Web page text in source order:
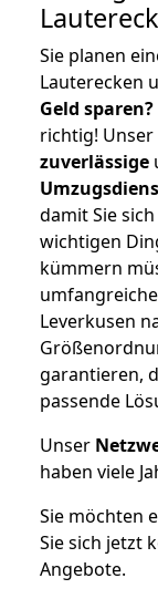
Sie planen
Lauterecken
Geld sparen?
richtig!
zuverlässige
damit Sie
wichtigen
kümmern
Leverkusen
garantieren,
passende
Unser
haben viele
Sie möchten
Sie sich jetzt
Angebote.